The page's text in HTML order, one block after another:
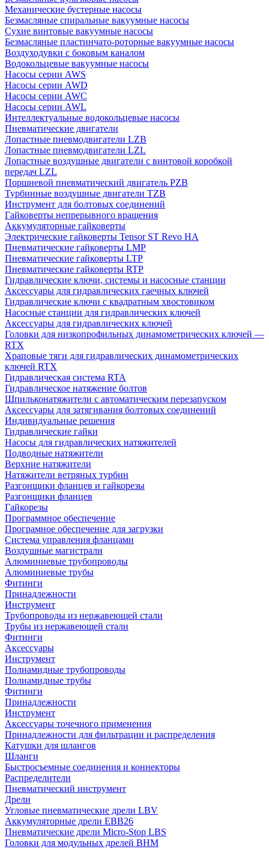
Механические бустерные насосы
Безмасляные спиральные вакуумные насосы
Сухие винтовые вакуумные насосы
Безмасляные пластинчато-роторные вакуумные насосы
Воздуходувки с боковым каналом
Водокольцевые вакуумные насосы
Насосы серии AWS
Насосы серии AWD
Насосы серии AWC
Насосы серии AWL
Интеллектуальные водокольцевые насосы
Пневматические двигатели
Лопастные пневмодвигатели LZB
Лопастные пневмодвигатели LZL
Лопастные воздушные двигатели с винтовой коробкой
передач LZL
Поршневой пневматический двигатель PZB
Турбинные воздушные двигатели TZB
Инструмент для болтовых соединений
Гайковерты непрерывного вращения
Аккумуляторные гайковерты
Электрические гайковерты Tensor ST Revo HA
Пневматические гайковерты LMP
Пневматические гайковерты LTP
Пневматические гайковерты RTP
Гидравлические ключи, системы и насосные станции
Аксессуары для гидравлических гаечных ключей
Гидравлические ключи с квадратным хвостовиком
Насосные станции для гидравлических ключей
Аксессуары для гидравлических ключей
Головки для низкопрофильных динамометрических ключей —
RTX
Храповые тяги для гидравлических динамометрических
ключей RTX
Гидравлическая система RTA
Гидравлическое натяжение болтов
Шпильконатяжители с автоматическим перезапуском
Аксессуары для затягивания болтовых соединений
Индивидуальные решения
Гидравлические гайки
Насосы для гидравлических натяжителей
Подводные натяжители
Верхние натяжители
Натяжители ветряных турбин
Разгонщики фланцев и гайкорезы
Разгонщики фланцев
Гайкорезы
Программное обеспечение
Програмное обеспечение для загрузки
Система управления фланцами
Воздушные магистрали
Алюминиевые трубопроводы
Алюминиевые трубы
Фитинги
Принадлежности
Инструмент
Трубопроводы из нержавеющей стали
Трубы из нержавеющей стали
Фитинги
Аксессуары
Инструмент
Полиамидные трубопроводы
Полиамидные трубы
Фитинги
Принадлежности
Инструмент
Аксессуары точечного применения
Принадлежности для фильтрации и распределения
Катушки для шлангов
Шланги
Быстросъемные соединения и коннекторы
Распределители
Пневматический инструмент
Дрели
Угловые пневматические дрели LBV
Аккумуляторные дрели EBB26
Пневматические дрели Micro-Stop LBS
Головки для модульных дрелей BHM